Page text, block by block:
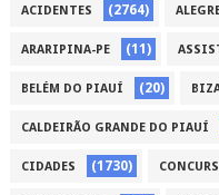
ACIDENTES (2764)
ARARIPINA-PE (11)
BELÉM DO PIAUÍ (20)
CALDEIRÃO GRANDE DO PIAUÍ
CIDADES (1730)